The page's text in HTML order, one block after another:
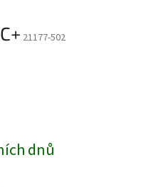
21177-502
dnů